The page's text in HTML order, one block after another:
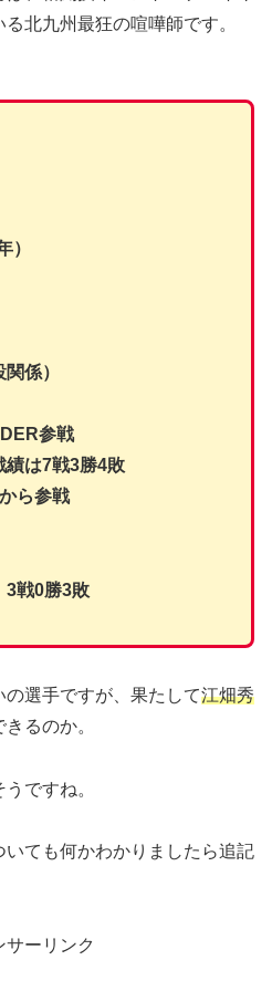
北九州最狂の喧嘩師です。
）
係）
参戦
績は7戦3勝4敗
ら参戦
3戦0勝3敗
選手ですが、果たして江畑秀
るのか。
ですね。
ても何かわかりましたら追記
サーリンク